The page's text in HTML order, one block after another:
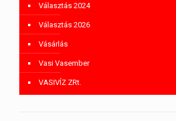
Választás 2024
Választás 2026
Vásárlás
Vasi Vasember
VASIVÍZ ZRt.